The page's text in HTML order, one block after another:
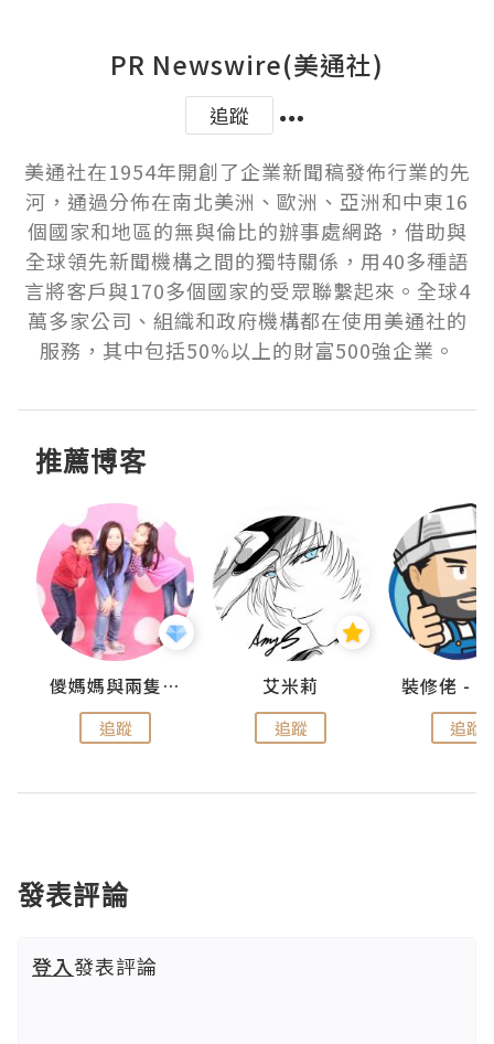
PR Newswire(美通社)
追蹤
美通社在1954年開創了企業新聞稿發佈行業的先
河，通過分佈在南北美洲、歐洲、亞洲和中東16
個國家和地區的無與倫比的辦事處網路，借助與
全球領先新聞機構之間的獨特關係，用40多種語
言將客戶與170多個國家的受眾聯繫起來。全球4
萬多家公司、組織和政府機構都在使用美通社的
服務，其中包括50%以上的財富500強企業。
推薦博客
儍媽媽與兩隻小魔怪之家
追蹤
艾米莉
追蹤 追蹤
發表評論
登入發表評論